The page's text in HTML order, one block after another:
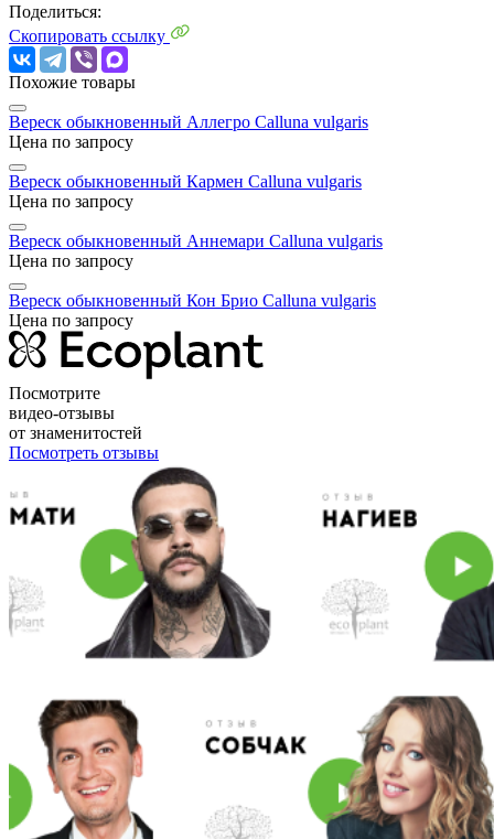
Поделиться:
Скопировать ссылку
Похожие товары
Вереск обыкновенный Аллегро Calluna vulgaris
Цена по запросу
Вереск обыкновенный Кармен Calluna vulgaris
Цена по запросу
Вереск обыкновенный Аннемари Calluna vulgaris
Цена по запросу
Вереск обыкновенный Кон Брио Calluna vulgaris
Цена по запросу
Посмотрите
видео-отзывы
от знаменитостей
Посмотреть отзывы